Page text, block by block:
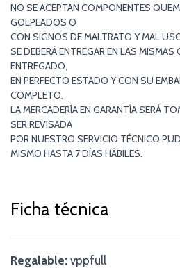
NO SE ACEPTAN COMPONENTES
GOLPEADOS O
CON SIGNOS DE MALTRATO Y MAL
SE DEBERÁ ENTREGAR EN LAS
ENTREGADO,
EN PERFECTO ESTADO Y CON SU
COMPLETO.
LA MERCADERÍA EN GARANTÍA SERÁ
SER REVISADA
POR NUESTRO SERVICIO TÉCNICO
MISMO HASTA 7 DÍAS HÁBILES.
Ficha técnica
Regalable: vppfull